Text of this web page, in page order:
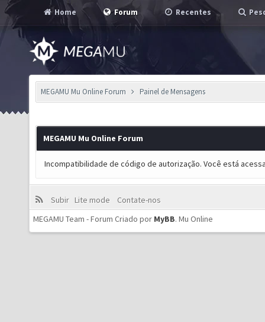
Home Forum Recentes
MEGAMU Mu Online Forum Painel de Mensagens
MEGAMU Mu Online Forum
Incompatibilidade de código de autorização. Você está
Subir Lite mode
Contate-nos
MEGAMU Team - Forum Criado por MyBB. Mu Online